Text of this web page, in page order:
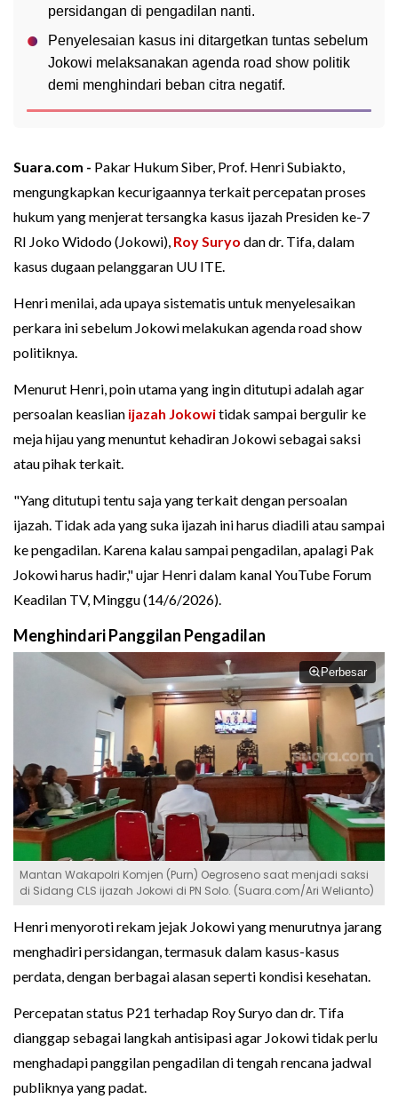
persidangan di pengadilan nanti.
Penyelesaian kasus ini ditargetkan tuntas sebelum
Jokowi melaksanakan agenda road show politik
demi menghindari beban citra negatif.
Suara.com - Pakar Hukum Siber, Prof. Henri Subiakto,
mengungkapkan kecurigaannya terkait percepatan proses
hukum yang menjerat tersangka kasus ijazah Presiden ke-7
RI Joko Widodo (Jokowi), Roy Suryo dan dr. Tifa, dalam
kasus dugaan pelanggaran UU ITE.
Henri menilai, ada upaya sistematis untuk menyelesaikan
perkara ini sebelum Jokowi melakukan agenda road show
politiknya.
Menurut Henri, poin utama yang ingin ditutupi adalah agar
persoalan keaslian ijazah Jokowitidak sampai bergulir ke
meja hijau yang menuntut kehadiran Jokowi sebagai saksi
atau pihak terkait.
"Yang ditutupi tentu saja yang terkait dengan persoalan
ijazah. Tidak ada yang suka ijazah ini harus diadili atau sampai
ke pengadilan. Karena kalau sampai pengadilan, apalagi Pak
Jokowi harus hadir," ujar Henri dalam kanal YouTube Forum
Keadilan TV, Minggu (14/6/2026).
Menghindari Panggilan Pengadilan
Perbesar
Mantan Wakapolri Komjen (Purn) Oegroseno saat menjadi saksi
di Sidang CLS ijazah Jokowi di PN Solo. (Suara.com/Ari Welianto)
Henri menyoroti rekam jejak Jokowi yang menurutnya jarang
menghadiri persidangan, termasuk dalam kasus-kasus
perdata, dengan berbagai alasan seperti kondisi kesehatan.
Percepatan status P21 terhadap Roy Suryo dan dr. Tifa
dianggap sebagai langkah antisipasi agar Jokowi tidak perlu
menghadapi panggilan pengadilan di tengah rencana jadwal
publiknya yang padat.